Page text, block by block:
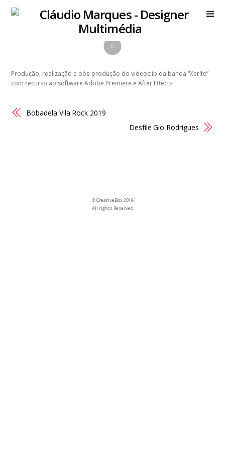
Produção, realização e pós-produção do videoclip da banda “Xerife”
com recurso ao software Adobe Premiere e After Effects.
Bobadela Vila Rock 2019
Desfile Gio Rodrigues
©CreativeBox2016
All rights Reserved